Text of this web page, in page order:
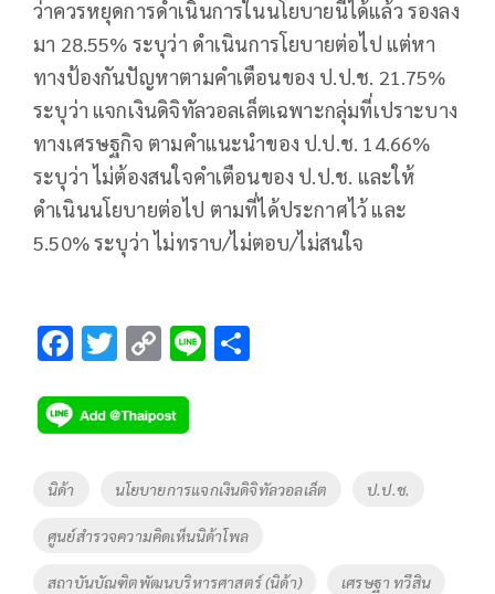
ว่าควรหยุดการดำเนินการในนโยบายนี้ได้แล้ว รองลง
มา 28.55% ระบุว่า ดำเนินการโยบายต่อไป แต่หา
ทางป้องกันปัญหาตามคำเตือนของ ป.ป.ช. 21.75%
ระบุว่า แจกเงินดิจิทัลวอลเล็ตเฉพาะกลุ่มที่เปราะบาง
ทางเศรษฐกิจ ตามคำแนะนำของ ป.ป.ช. 14.66%
ระบุว่า ไม่ต้องสนใจคำเตือนของ ป.ป.ช. และให้
ดำเนินนโยบายต่อไป ตามที่ได้ประกาศไว้ และ
5.50% ระบุว่า ไม่ทราบ/ไม่ตอบ/ไม่สนใจ
F
e
b
o
o
k
T
tt
er
C
p
y
Li
n
k
Li
Tags
นิด้า นโยบายการแจกเงินดิจิทัลวอลเล็ต ป.ป.ช.
ศูนย์สำรวจความคิดเห็นนิด้าโพล
สถาบันบัณฑิตพัฒนบริหารศาสตร์ (นิด้า) เศรษฐา ทวีสิน